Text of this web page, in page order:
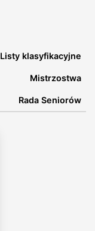
Listy klasyfikacyjne
Mistrzostwa
Rada Seniorów